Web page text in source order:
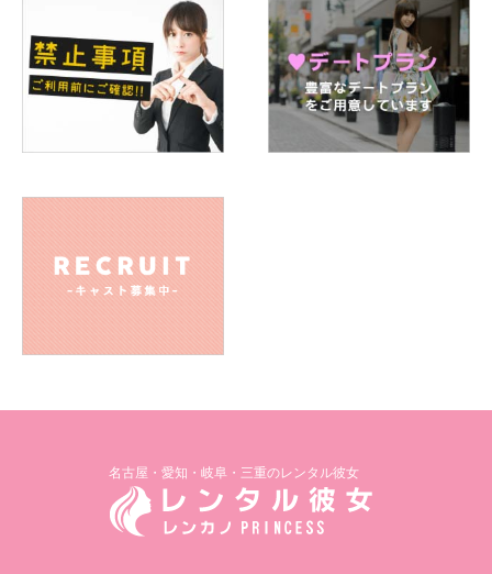
名古屋・愛知・岐阜・三重のレンタル彼女